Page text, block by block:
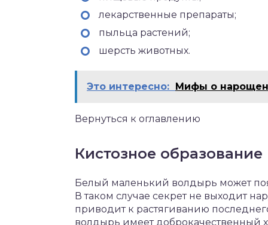
лекарственные препараты;
пыльца растений;
шерсть животных.
Это интересно: Мифы о
Вернуться к оглавлению
Кистозное
Белый маленький волдырь может
В таком случае секрет не выходит
приводит к растягиванию
волдырь имеет доброкачественный